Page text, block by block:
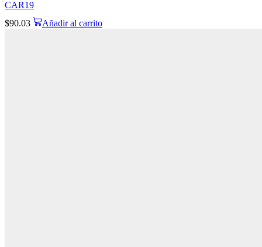
CAR19
$90.03 Añadir al carrito